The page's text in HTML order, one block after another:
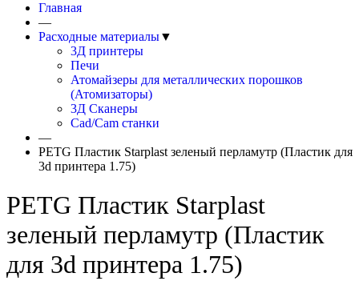
Главная
—
Расходные материалы▼
3Д принтеры
Печи
Атомайзеры для металлических порошков
(Атомизаторы)
3Д Сканеры
Cad/Cam станки
—
PETG Пластик Starplast зеленый перламутр (Пластик для
3d принтера 1.75)
PETG Пластик Starplast
зеленый перламутр (Пластик
для 3d принтера 1.75)